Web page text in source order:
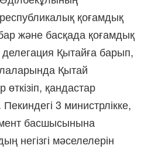
қоғамдық
бар және басқада қоғамдық
Қытайға барып,
Қытай
қандастар
3 министрлікке,
басшысынына
негізгі мәселелерін